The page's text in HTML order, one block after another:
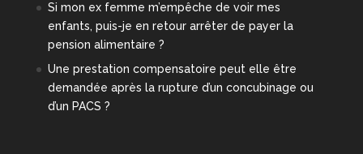
Si mon ex femme m’empêche de voir mes
enfants, puis-je en retour arrêter de payer la
pension alimentaire ?
Une prestation compensatoire peut elle être
demandée après la rupture d’un concubinage ou
d’un PACS ?